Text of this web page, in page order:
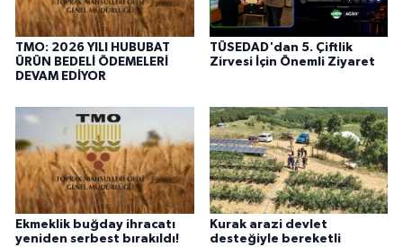
TMO: 2026 YILI HUBUBAT
ÜRÜN BEDELİ ÖDEMELERİ
DEVAM EDİYOR
TÜSEDAD'dan 5. Çiftlik
Zirvesi İçin Önemli Ziyaret
Ekmeklik buğday ihracatı
yeniden serbest bırakıldı!
Kurak arazi devlet
desteğiyle bereketli